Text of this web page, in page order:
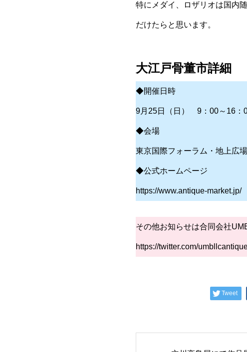
特にメダイ、ロザリオは国内
だけたらと思います。
大江戸骨董市詳細
◆開催日時
9月25日（日） 9：00～16：
◆会場
東京国際フォーラム・地上広場
◆公式ホームページ
https://www.antique-market.jp/
その他お知らせは合同会社
https://twitter.com/
Tweet